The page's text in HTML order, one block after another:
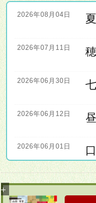
2026年08月04日
2026年07月11日
2026年06月30日
2026年06月12日
2026年06月01日
2026年06月01日